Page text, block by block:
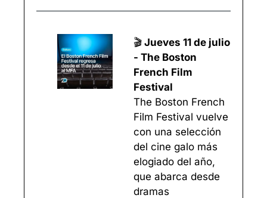
🎬 Jueves 11 de julio
- The Boston
French Film
Festival
The Boston French
Film Festival vuelve
con una selección
del cine galo más
elogiado del año,
que abarca desde
dramas